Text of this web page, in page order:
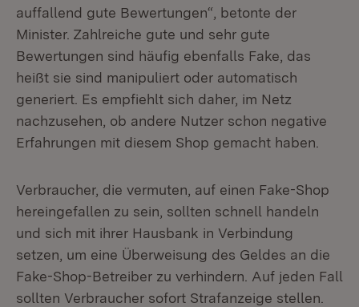
auffallend gute Bewertungen“, betonte der
Minister. Zahlreiche gute und sehr gute
Bewertungen sind häufig ebenfalls Fake, das
heißt sie sind manipuliert oder automatisch
generiert. Es empfiehlt sich daher, im Netz
nachzusehen, ob andere Nutzer schon negative
Erfahrungen mit diesem Shop gemacht haben.
Verbraucher, die vermuten, auf einen Fake-Shop
hereingefallen zu sein, sollten schnell handeln
und sich mit ihrer Hausbank in Verbindung
setzen, um eine Überweisung des Geldes an die
Fake-Shop-Betreiber zu verhindern. Auf jeden Fall
sollten Verbraucher sofort Strafanzeige stellen.